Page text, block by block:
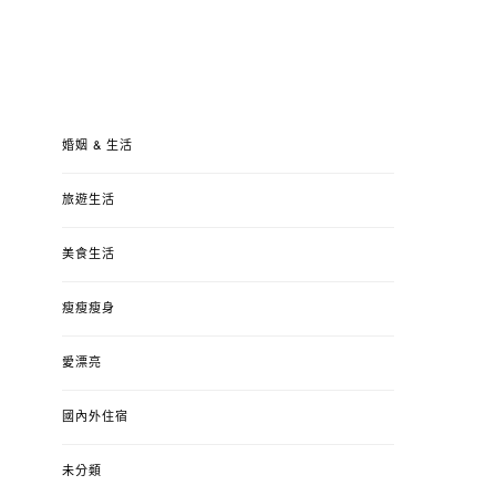
婚姻 & 生活
旅遊生活
美食生活
瘦瘦瘦身
愛漂亮
國內外住宿
未分類